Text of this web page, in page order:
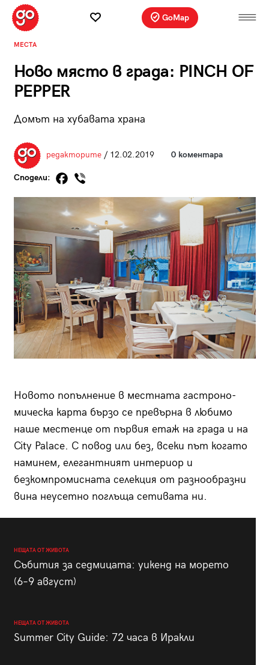
GoMap
МЕСТА
Ново място в града: PINCH OF
PEPPER
Домът на хубавата храна
редакторите/ 12.02.2019 0 коментара
Сподели:
Новото попълнение в местната гастроно­
мическа карта бързо се превърна в любимо
наше местенце от първия етаж на града и на
City Palace. С повод или без, всеки път когато
наминем, елегант­ният интериор и
безкомпромисната селекция от разнообразни
вина неусет­но поглъща сетивата ни.
НЕЩАТА ОТ ЖИВОТА
Събития за седмицата: уикенд на морето
(6–9 август)
НЕЩАТА ОТ ЖИВОТА
Summer City Guide: 72 часа в Иракли